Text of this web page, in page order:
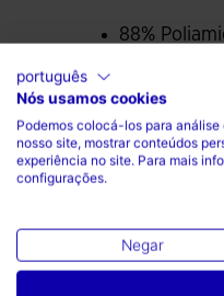
poor lighting
88%
português
Nós usamos cookies
Podemos colocá-los para
nosso site, mostrar conteúdos
experiência no site. Para mais
configurações.
Negar